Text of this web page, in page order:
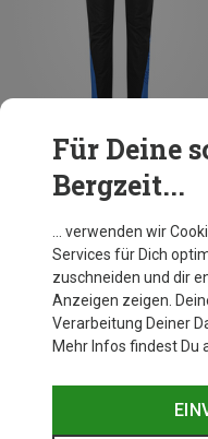
Du sparst 32%
Für Deine
Bergzeit...
… verwenden wir
Services für Dich
zuschneiden und dir
Anzeigen zeigen.
Verarbeitung Deiner
Mehr Infos findest Du